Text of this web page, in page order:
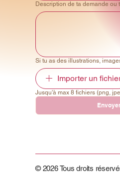
Description de ta demande ou
Si tu as des illustrations,
Importer un
Jusqu'à max 8 fichiers (png,
© 2026 Tous droits